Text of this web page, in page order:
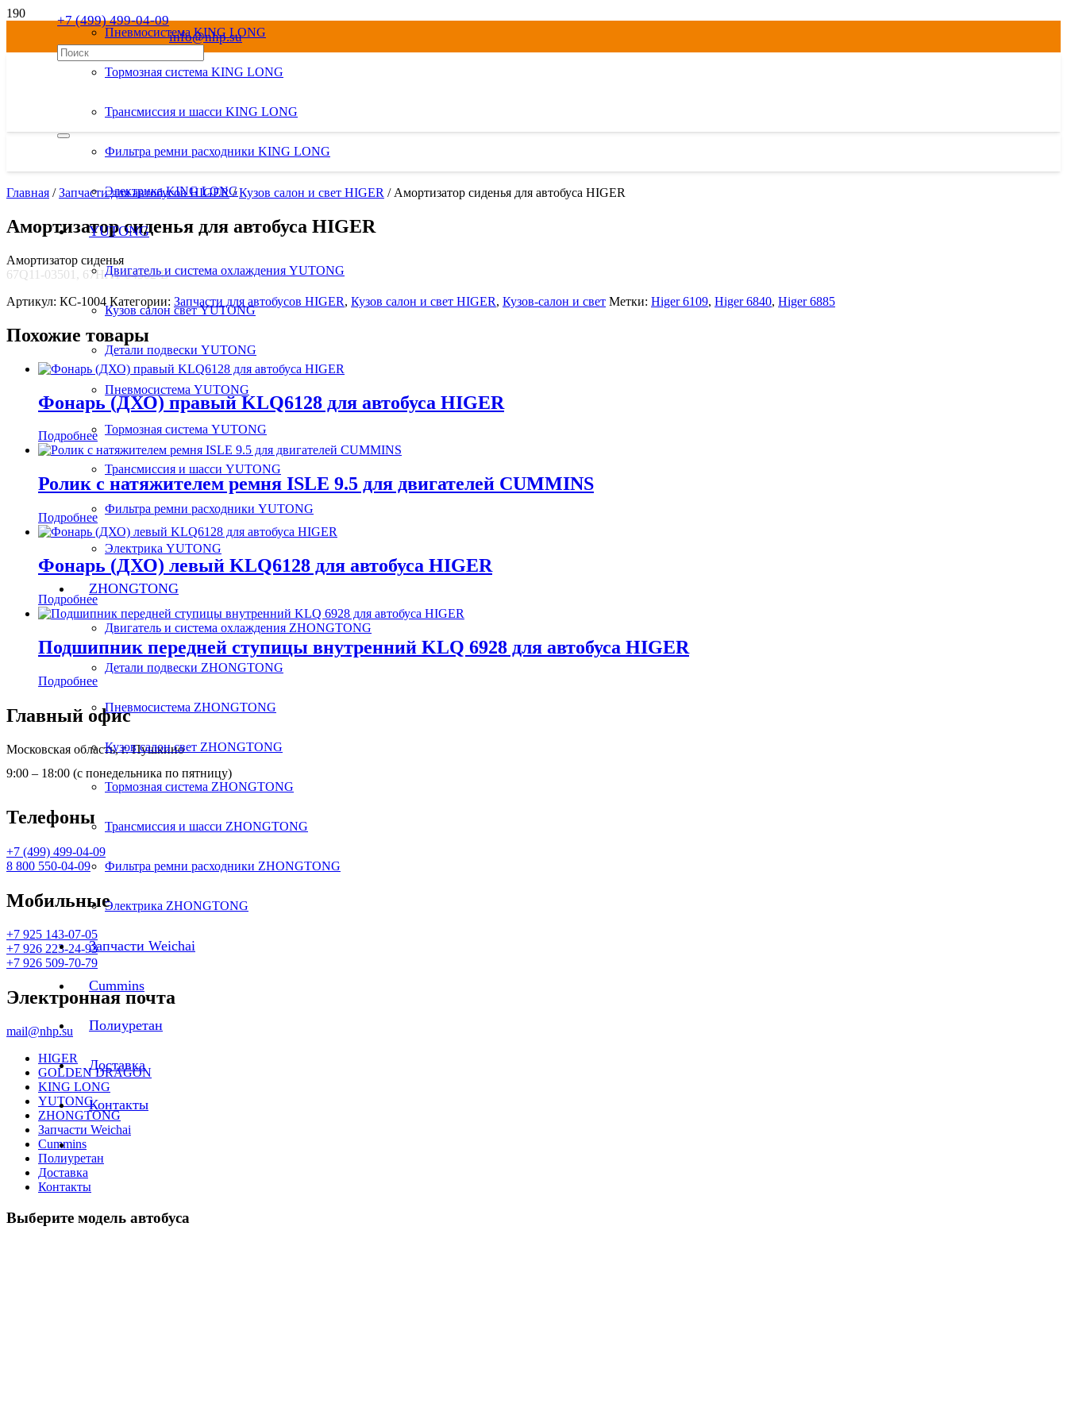
+7 (499) 499-04-09
8 800 550-04-09
info@nhp.su
Пневмосистема KING LONG
Тормозная система KING LONG
Трансмиссия и шасси KING LONG
Фильтра ремни расходники KING LONG
Электрика KING LONG
YUTONG
Двигатель и система охлаждения YUTONG
Кузов салон свет YUTONG
Детали подвески YUTONG
Пневмосистема YUTONG
Тормозная система YUTONG
Трансмиссия и шасси YUTONG
Фильтра ремни расходники YUTONG
Электрика YUTONG
ZHONGTONG
Двигатель и система охлаждения ZHONGTONG
Детали подвески ZHONGTONG
Пневмосистема ZHONGTONG
Кузов салон свет ZHONGTONG
Тормозная система ZHONGTONG
Трансмиссия и шасси ZHONGTONG
Фильтра ремни расходники ZHONGTONG
Электрика ZHONGTONG
Запчасти Weichai
Cummins
Полиуретан
Доставка
Контакты
Главная /Запчасти для автобусов HIGER/Кузов салон и свет HIGER / Амортизатор сиденья для автобуса HIGER
Амортизатор сиденья для автобуса HIGER
Амортизатор сиденья
67Q11-03501, 67HA1-04502-B
Артикул: КС-1004 Категории: Запчасти для автобусов HIGER, Кузов салон и свет HIGER, Кузов-салон и свет Метки: Higer 6109, Higer 6840, Higer 6885
Похожие товары
Фонарь (ДХО) правый KLQ6128 для автобуса HIGER
Подробнее
Ролик с натяжителем ремня ISLE 9.5 для двигателей CUMMINS
Подробнее
Фонарь (ДХО) левый KLQ6128 для автобуса HIGER
Подробнее
Подшипник передней ступицы внутренний KLQ 6928 для автобуса HIGER
Подробнее
Главный офис
Московская область, г. Пушкино
9:00 – 18:00 (с понедельника по пятницу)
Телефоны
+7 (499) 499-04-09
8 800 550-04-09
Мобильные
+7 925 143-07-05
+7 926 223-24-93
+7 926 509-70-79
Электронная почта
mail@nhp.su
HIGER
GOLDEN DRAGON
KING LONG
YUTONG
ZHONGTONG
Запчасти Weichai
Cummins
Полиуретан
Доставка
Контакты
Выберите модель автобуса